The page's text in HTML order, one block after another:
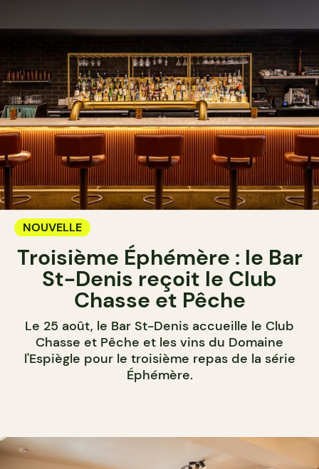
NOUVELLE
Troisième Éphémère : le Bar
St-Denis reçoit le Club
Chasse et Pêche
Le 25 août, le Bar St-Denis accueille le Club
Chasse et Pêche et les vins du Domaine
l'Espiègle pour le troisième repas de la série
Éphémère.